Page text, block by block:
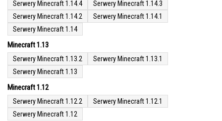
Serwery Minecraft 1.14.4
Serwery Minecraft 1.14.3
Serwery Minecraft 1.14.2
Serwery Minecraft 1.14.1
Serwery Minecraft 1.14
Minecraft 1.13
Serwery Minecraft 1.13.2
Serwery Minecraft 1.13.1
Serwery Minecraft 1.13
Minecraft 1.12
Serwery Minecraft 1.12.2
Serwery Minecraft 1.12.1
Serwery Minecraft 1.12